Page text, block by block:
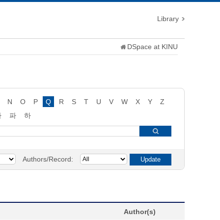
Library
DSpace at KINU
N O P Q R S T U V W X Y
Z
파
하
Authors/Record:
Author(s)